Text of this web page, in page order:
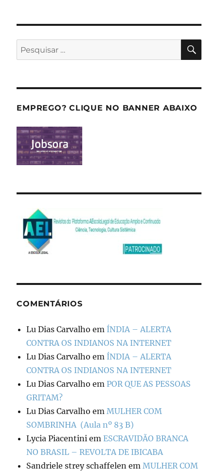
Pesquisar
por:
EMPREGO? CLIQUE NO BANNER ABAIXO
COMENTÁRIOS
Lu Dias Carvalho em ÍNDIA – ALERTA
CONTRA OS INDIANOS NA INTERNET
Lu Dias Carvalho em ÍNDIA – ALERTA
CONTRA OS INDIANOS NA INTERNET
Lu Dias Carvalho em POR QUE AS PESSOAS
GRITAM?
Lu Dias Carvalho em MULHER COM
SOMBRINHA (Aula nº 83 B)
Lycia Piacentini emESCRAVIDÃO BRANCA
NO BRASIL – REVOLTA DE IBICABA
Sandriele strey schaffelen em MULHER COM